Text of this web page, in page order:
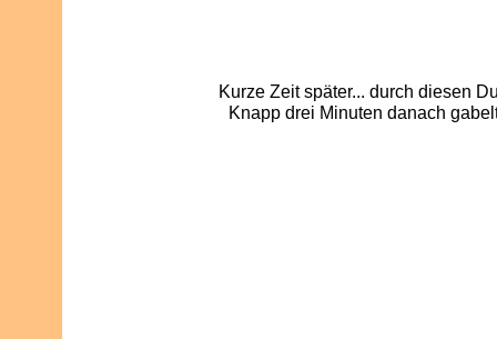
Kurze Zeit später... durch diesen
Knapp drei Minuten danach